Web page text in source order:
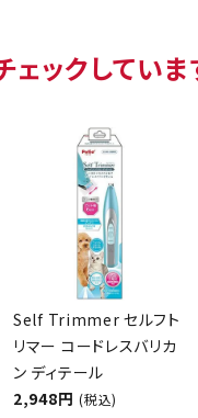
ックしていま
Self Trimmer セルフト
リマー コードレスバリカ
ン ディテール
2,948円 (税込)